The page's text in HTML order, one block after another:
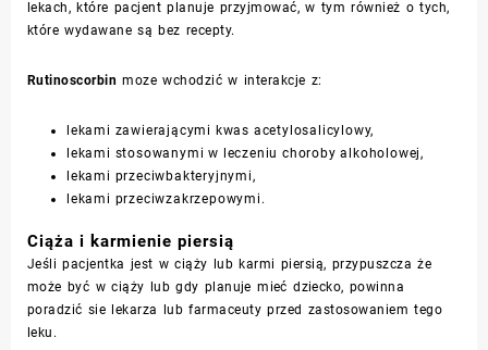
lekach, które pacjent planuje przyjmować, w tym również o tych,
które wydawane są bez recepty.
Rutinoscorbin moze wchodzić w interakcje z:
lekami zawierającymi kwas acetylosalicylowy,
lekami stosowanymi w leczeniu choroby alkoholowej,
lekami przeciwbakteryjnymi,
lekami przeciwzakrzepowymi.
Ciąża i karmienie piersią
Jeśli pacjentka jest w ciąży lub karmi piersią, przypuszcza że
może być w ciąży lub gdy planuje mieć dziecko, powinna
poradzić sie lekarza lub farmaceuty przed zastosowaniem tego
leku.